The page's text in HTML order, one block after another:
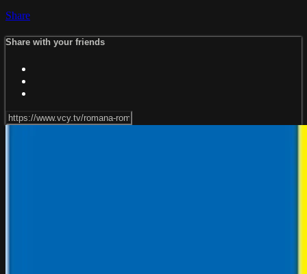
Share
Share with your friends